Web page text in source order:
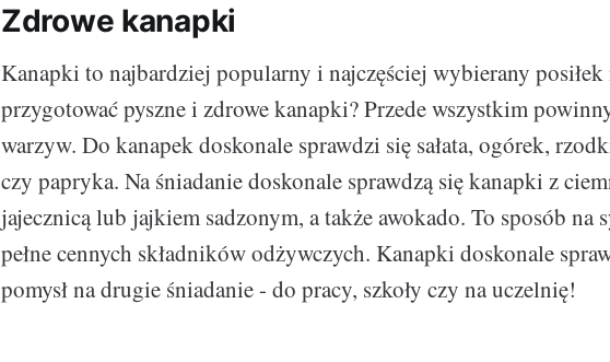
Zdrowe kanapki
Kanapki to najbardziej popularny i najczęściej wybierany posiłek
przygotować pyszne i zdrowe kanapki? Przede wszystkim
warzyw. Do kanapek doskonale sprawdzi się sałata, ogórek,
czy papryka. Na śniadanie doskonale sprawdzą się kanapki z
jajecznicą lub jajkiem sadzonym, a także awokado. To sposób na
pełne cennych składników odżywczych. Kanapki doskonale
pomysł na drugie śniadanie - do pracy, szkoły czy na uczelnię!